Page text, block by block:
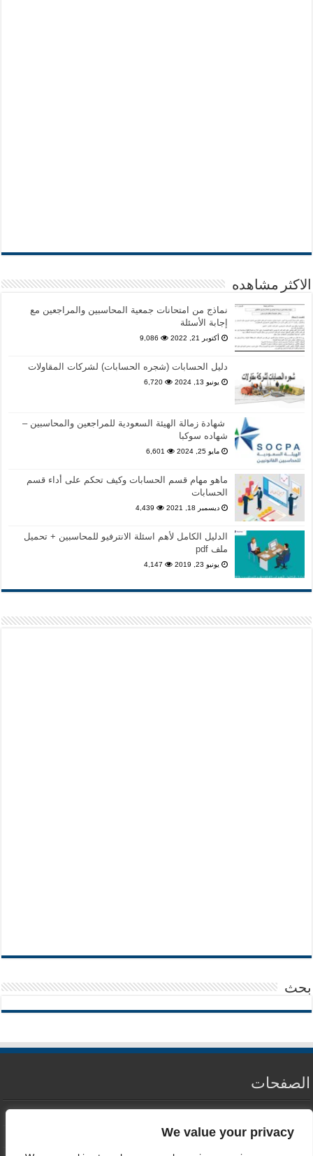
We value your privacy
الاكثر مشاهده
نماذج من امتحانات جمعية المحاسبين والمراجعين مع
إجابة الأسئلة
أكتوبر 21, 2022 9,086
دليل الحسابات (شجره الحسابات) لشركات المقاولات
يونيو 13, 2024 6,720
شهادة زمالة الهيئة السعودية للمراجعين والمحاسبين –
شهاده سوكبا
مايو 25, 2024 6,601
ماهو مهام قسم الحسابات وكيف تحكم على أداء قسم
الحسابات
ديسمبر 18, 2021 4,439
الدليل الكامل لأهم اسئلة الانترفيو للمحاسبين + تحميل
ملف pdf
يونيو 23, 2019 4,147
بحث
الصفحات
سياسة الخصوصية